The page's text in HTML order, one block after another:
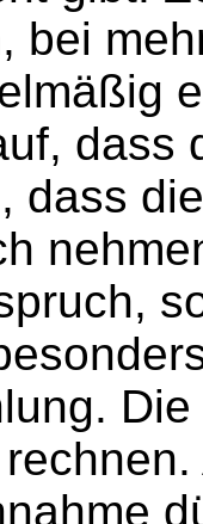
bei
dass
dass